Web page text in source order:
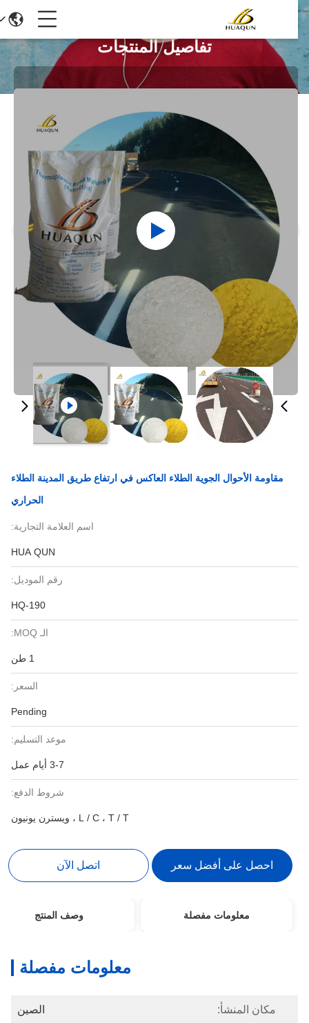
تفاصيل المنتجات
مقاومة الأحوال الجوية الطلاء العاكس في ارتفاع طريق المدينة الطلاء
الحراري
اسم العلامة التجارية:
HUA QUN
رقم الموديل:
HQ-190
الـ MOQ:
السعر:
Pending
موعد التسليم:
3-7 أيام عمل
شروط الدفع:
L / C ، T / T ، ويسترن يونيون
احصل على أفضل سعر اتصل الآن
معلومات مفصلة وصف المنتج
معلومات مفصلة
مكان المنشأ: الصين